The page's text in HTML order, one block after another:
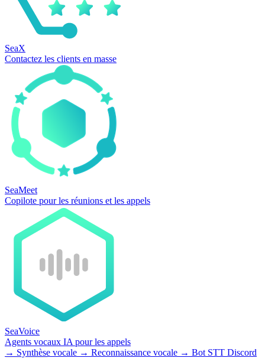
SeaX
Contactez les clients en masse
SeaMeet
Copilote pour les réunions et les appels
SeaVoice
Agents vocaux IA pour les appels
→ Synthèse vocale → Reconnaissance vocale → Bot STT Discord